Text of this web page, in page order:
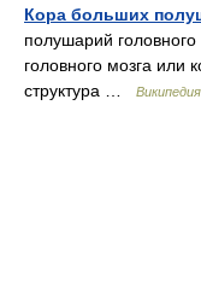
Кора больших
полушарий
головного мозга или
структура …
Википедия